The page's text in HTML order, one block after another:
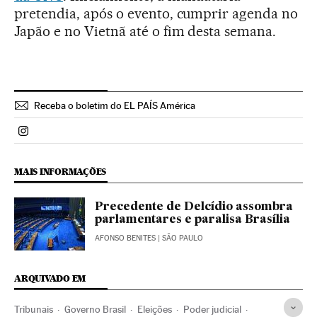
pretendia, após o evento, cumprir agenda no
Japão e no Vietnã até o fim desta semana.
Receba o boletim do EL PAÍS América
Politica El País Brasil en Instagram
MAIS INFORMAÇÕES
Precedente de Delcídio assombra
parlamentares e paralisa Brasília
AFONSO BENITES | SÃO PAULO
ARQUIVADO EM
Tribunais Governo Brasil Eleições Poder judicial